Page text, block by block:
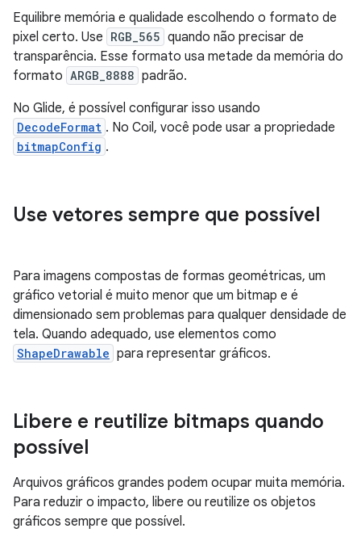
Equilibre memória e qualidade escolhendo o formato de
pixel certo. Use RGB_565 quando não precisar de
transparência. Esse formato usa metade da memória do
formato ARGB_8888 padrão.
No Glide, é possível configurar isso usando
DecodeFormat . No Coil, você pode usar a propriedade
bitmapConfig .
Use vetores sempre que possível
Para imagens compostas de formas geométricas, um
gráfico vetorial é muito menor que um bitmap e é
dimensionado sem problemas para qualquer densidade de
tela. Quando adequado, use elementos como
ShapeDrawable para representar gráficos.
Libere e reutilize bitmaps quando
possível
Arquivos gráficos grandes podem ocupar muita memória.
Para reduzir o impacto, libere ou reutilize os objetos
gráficos sempre que possível.